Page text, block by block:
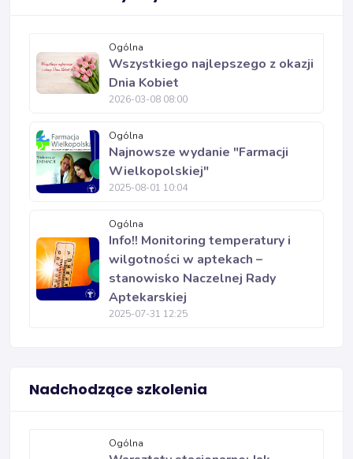
Ogólna
Wszystkiego najlepszego z okazji
Dnia Kobiet
2026-03-08 08:00
Ogólna
Najnowsze wydanie "Farmacji
Wielkopolskiej"
2025-08-01 10:04
Ogólna
Info!! Monitoring temperatury i
wilgotności w aptekach –
stanowisko Naczelnej Rady
Aptekarskiej
2025-07-31 12:25
Nadchodzące szkolenia
Ogólna